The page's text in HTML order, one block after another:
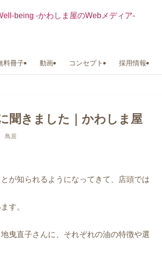
料冊子 動画 コンセプト 採用情報
聞きました｜かわしま屋
鳥居
が知られるようになってきて、店頭では
す。
曳直子さんに、それぞれの油の特徴や選